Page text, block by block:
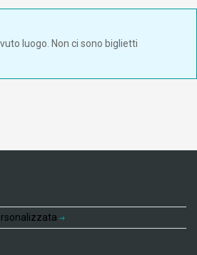
luogo. Non ci sono biglietti